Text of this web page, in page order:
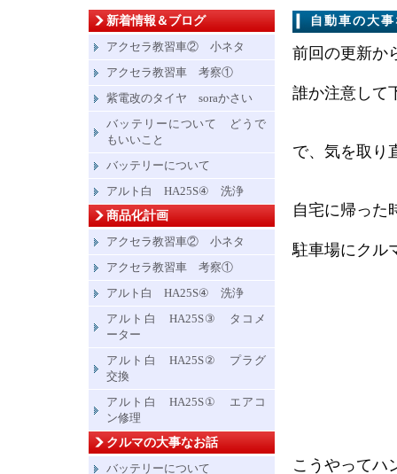
自動車の大
前回の更新か
誰か注意して
で、気を取
自宅に帰っ
駐車場にクル
こうやってハ
新着情報＆ブログ
アクセラ教習車② 小ネタ
アクセラ教習車 考察①
紫電改のタイヤ soraかさい
バッテリーについて どうで
もいいこと
バッテリーについて
アルト白 HA25S④ 洗浄
商品化計画
アクセラ教習車② 小ネタ
アクセラ教習車 考察①
アルト白 HA25S④ 洗浄
アルト白 HA25S③ タコメ
ーター
アルト白 HA25S② プラグ
交換
アルト白 HA25S① エアコ
ン修理
クルマの大事なお話
バッテリーについて